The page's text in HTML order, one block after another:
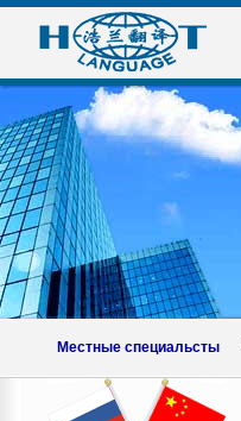
Местные специальсты